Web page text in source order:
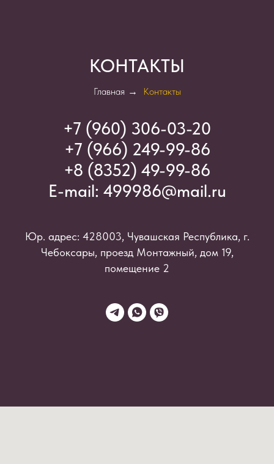
КОНТАКТЫ
Главная → Контакты
+7 (960) 306-03-20
+7 (966) 249-99-86
+8 (8352) 49-99-86
E-mail: 499986@mail.ru
Юр. адрес: 428003, Чувашская Республика, г.
Чебоксары, проезд Монтажный, дом 19,
помещение 2